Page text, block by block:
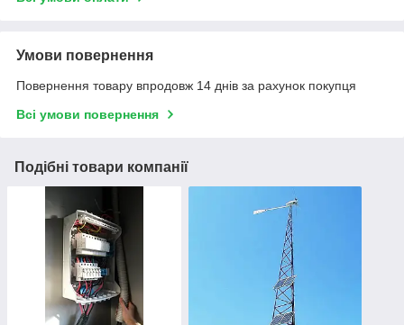
Умови повернення
Повернення товару впродовж 14 днів за рахунок покупця
Всі умови повернення
Подібні товари компанії